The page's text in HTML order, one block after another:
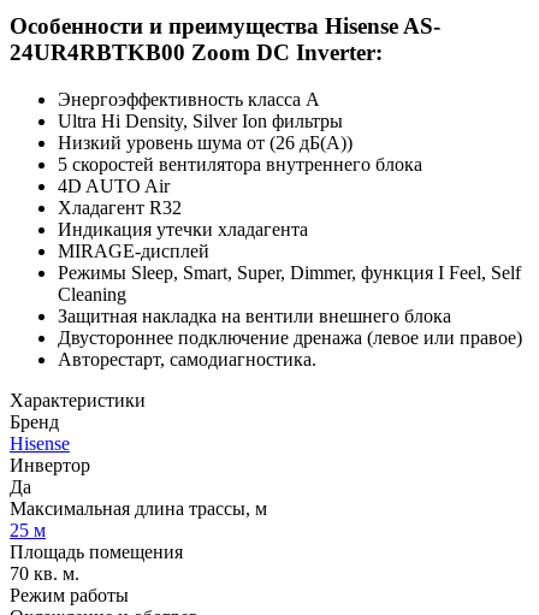
Особенности и преимущества Hisense AS-
24UR4RBTKB00 Zoom DC Inverter:
Энергоэффективность класса А
Ultra Hi Density, Silver Ion фильтры
Низкий уровень шума от (26 дБ(А))
5 скоростей вентилятора внутреннего блока
4D AUTO Air
Хладагент R32
Индикация утечки хладагента
MIRAGE-дисплей
Режимы Sleep, Smart, Super, Dimmer, функция I Feel, Self
Cleaning
Защитная накладка на вентили внешнего блока
Двустороннее подключение дренажа (левое или правое)
Авторестарт, самодиагностика.
Характеристики
Бренд
Hisense
Инвертор
Да
Максимальная длина трассы, м
25 м
Площадь помещения
70 кв. м.
Режим работы